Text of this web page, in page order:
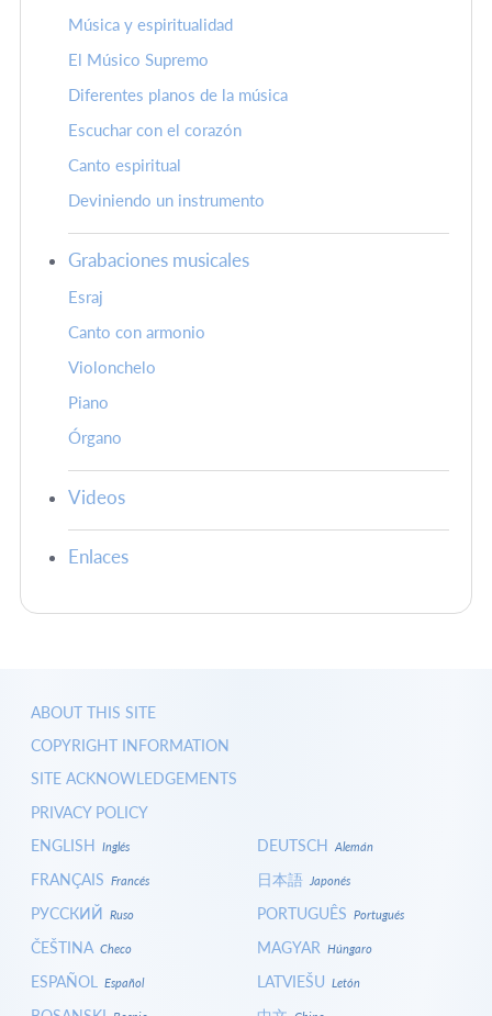
Música y espiritualidad
El Músico Supremo
Diferentes planos de la música
Escuchar con el corazón
Canto espiritual
Deviniendo un instrumento
Grabaciones musicales
Esraj
Canto con armonio
Violonchelo
Piano
Órgano
Videos
Enlaces
ABOUT THIS SITE
COPYRIGHT INFORMATION
SITE ACKNOWLEDGEMENTS
PRIVACY POLICY
ENGLISH Inglés
FRANÇAIS Francés
РУССКИЙ Ruso
ČEŠTINA Checo
ESPAÑOL Español
DEUTSCH Alemán
日本語 Japonés
PORTUGUÊS Portugués
MAGYAR Húngaro
LATVIEŠU Letón